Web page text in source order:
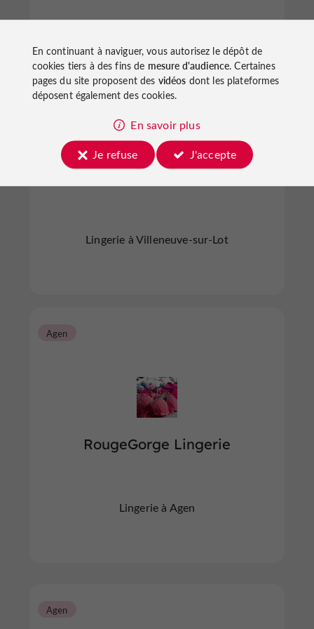
Villeneuve-sur-Lot
Lingerie à Villeneuve-sur-Lot
RougeGorge Lingerie
Agen
Lingerie à Agen
Agen
En continuant à naviguer, vous autorisez le dépôt de
cookies tiers à des fins de mesure d'audience. Certaines
pages du site proposent des vidéos dont les plateformes
déposent également des cookies.
En savoir plus
Je refuse
J'accepte